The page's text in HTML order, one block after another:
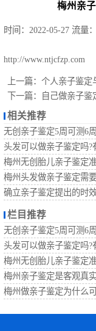
梅州亲
时间：2022-05-27 流量
http://www.ntjcfzp.com
上一篇： 个人亲子鉴定
下一篇：
自己做亲子鉴
相关推荐
无创亲子鉴定5周可测6
梅州头发做亲子鉴定需要
确立亲子鉴定提出的时
栏目推荐
无创亲子鉴定5周可测6
梅州亲子鉴定是客观真实
定
梅州无创胎儿亲
子鉴定
定
梅州孕期亲子鉴
定